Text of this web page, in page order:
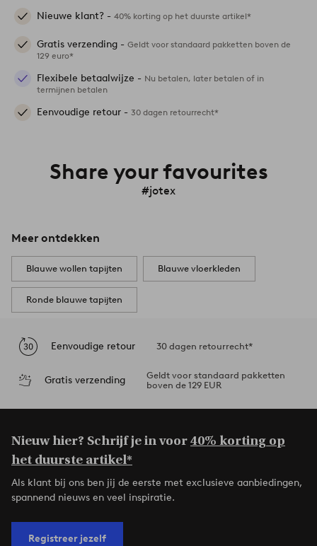
Nieuwe klant? - 40% korting op het duurste artikel*
Gratis verzending - Geldt voor standaard pakketten boven de
129 euro*
Flexibele betaalwijze - Nu betalen, later betalen of in
termijnen betalen
Eenvoudige retour - 30 dagen retourrecht*
Share your favourites
#jotex
Meer ontdekken
Blauwe wollen tapijten Blauwe vloerkleden
Ronde blauwe tapijten
Eenvoudige retour 30 dagen retourrecht*
Gratis verzending
Geldt voor standaard pakketten
boven de 129 EUR
Nieuw hier? Schrijf je in voor40% korting op
het duurste artikel*
Als klant bij ons ben jij de eerste met exclusieve aanbiedingen,
spannend nieuws en veel inspiratie.
Registreer jezelf